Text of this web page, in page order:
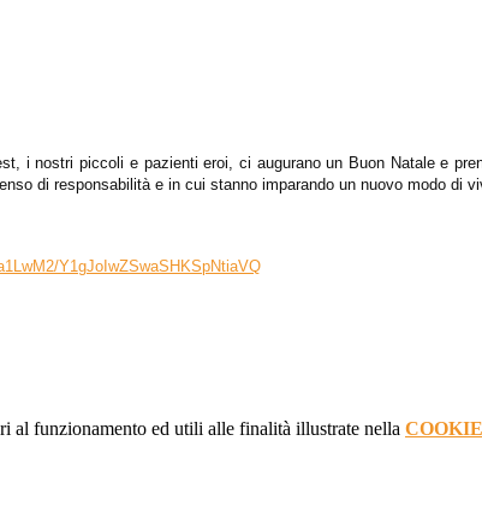
i nostri piccoli e pazienti eroi, ci augurano un Buon Natale e
di responsabilità e in cui stanno imparando un nuovo modo di
Y1gJoIwZSwaSHKSpNtiaVQ
al funzionamento ed utili alle finalità illustrate nella